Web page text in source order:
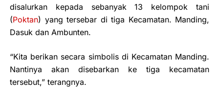
disalurkan kepada sebanyak 13 kelompok tani
(Poktan) yang tersebar di tiga Kecamatan. Manding,
Dasuk dan Ambunten.
“Kita berikan secara simbolis di Kecamatan Manding.
Nantinya akan disebarkan ke tiga kecamatan
tersebut,” terangnya.